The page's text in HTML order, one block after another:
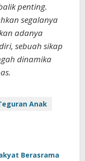
penting.
segalanya
adanya
sebuah sikap
dinamika
Anak
Berasrama